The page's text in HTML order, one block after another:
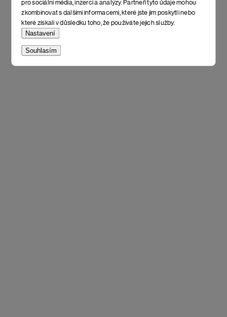
pro sociální média, inzerci a analýzy. Partneři tyto údaje mohou
zkombinovat s dalšími informacemi, které jste jim poskytli nebo
které získali v důsledku toho, že používáte jejich služby.
Nastavení
Souhlasím